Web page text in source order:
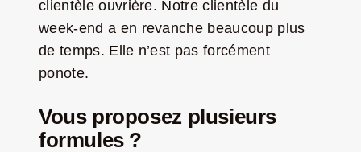
clientèle ouvrière. Notre clientèle du
week-end a en revanche beaucoup plus
de temps. Elle n’est pas forcément
ponote.
Vous proposez plusieurs
formules ?